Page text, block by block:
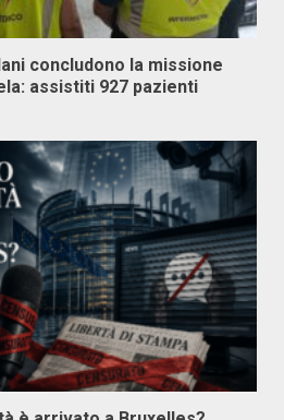
concludono la missione
assistiti 927 pazienti